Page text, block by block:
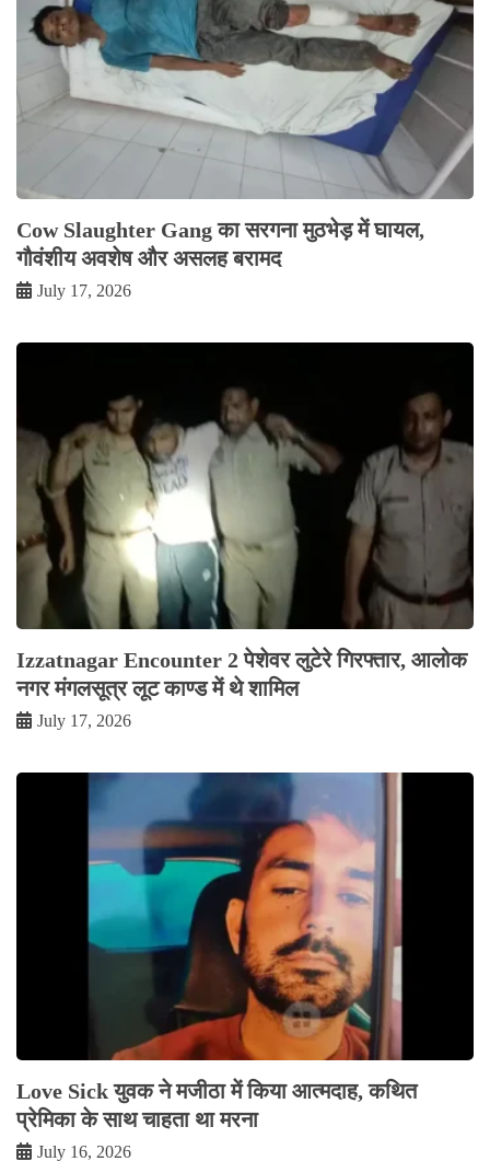
Cow Slaughter Gang का सरगना मुठभेड़ में घायल,
गौवंशीय अवशेष और असलह बरामद
July 17, 2026
Izzatnagar Encounter 2 पेशेवर लुटेरे गिरफ्तार, आलोक
नगर मंगलसूत्र लूट काण्‍ड में थे शामिल
July 17, 2026
Love Sick युवक ने मजीठा में किया आत्मदाह, कथित
प्रेमिका के साथ चाहता था मरना
July 16, 2026